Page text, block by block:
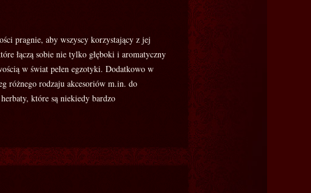
pragnie, aby wszyscy korzystający z jej
łączą sobie nie tylko głęboki i aromatyczny
w świat pełen egzotyki. Dodatkowo w
różnego rodzaju akcesoriów m.in. do
które są niekiedy bardzo